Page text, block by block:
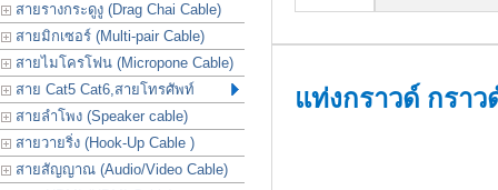
สายรางกระดูงู (Drag Chai Cable)
สายมิกเซอร์ (Multi-pair Cable)
สายไมโครโฟน (Micropone Cable)
สาย Cat5 Cat6,สายโทรศัพท์
สายลำโพง (Speaker cable)
สายวายริ่ง (Hook-Up Cable )
สายสัญญาณ (Audio/Video Cable)
แท่งกราวด์ กราว